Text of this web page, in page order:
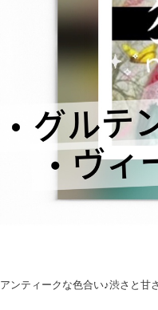
アンティークな色合い♪渋さと甘